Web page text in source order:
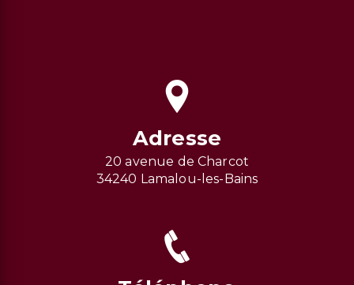
Adresse
20 avenue de Charcot
34240 Lamalou-les-Bains